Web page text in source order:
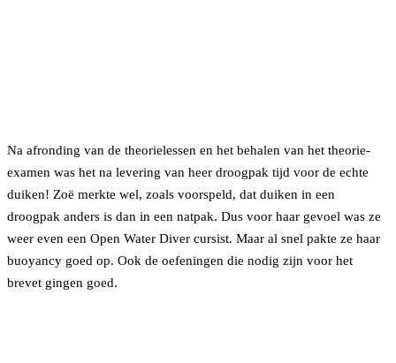
Na afronding van de theorielessen en het behalen van het theorie-
examen was het na levering van heer droogpak tijd voor de echte
duiken! Zoë merkte wel, zoals voorspeld, dat duiken in een
droogpak anders is dan in een natpak. Dus voor haar gevoel was ze
weer even een Open Water Diver cursist. Maar al snel pakte ze haar
buoyancy goed op. Ook de oefeningen die nodig zijn voor het
brevet gingen goed.